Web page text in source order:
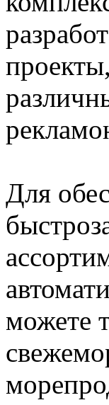
Для
можете